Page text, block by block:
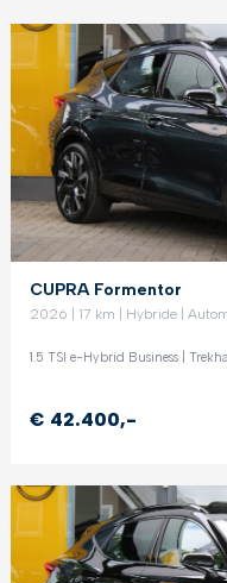
CUPRA Formentor
2026 | 17 km | Hybride |
1.5 TSI e-Hybrid Business |
€ 42.400,-